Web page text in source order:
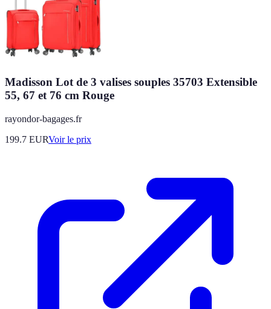
Madisson Lot de 3 valises souples 35703 Extensible
55, 67 et 76 cm Rouge
rayondor-bagages.fr
199.7 EURVoir le prix